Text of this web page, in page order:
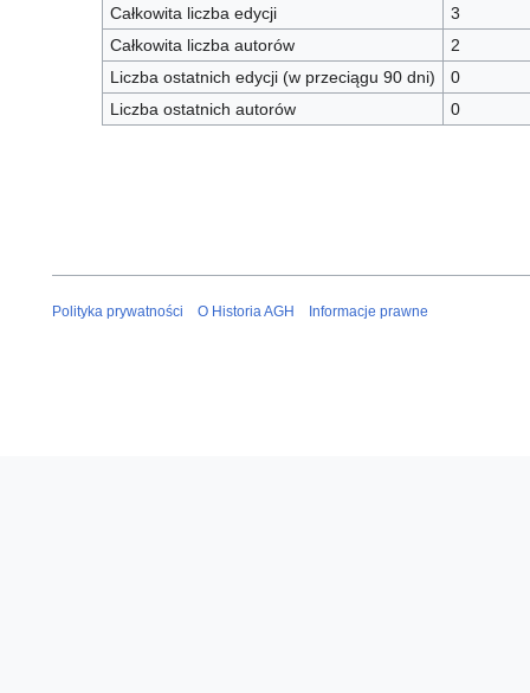
Całkowita liczba edycji
3
Całkowita liczba autorów
2
Liczba ostatnich edycji (w przeciągu 90 dni)
0
Liczba ostatnich autorów
0
Polityka prywatności O Historia AGH Informacje prawne